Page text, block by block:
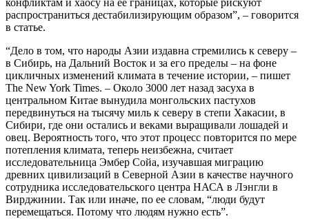
распространиться дестабилизирующим образом”, – говорится
в статье.
“Дело в том, что народы Азии издавна стремились к северу –
в Сибирь, на Дальний Восток и за его пределы – на фоне
цикличных изменений климата в течение истории, – пишет
The New York Times. – Около 3000 лет назад засуха в
центральном Китае вынудила монгольских пастухов
передвинуться на тысячу миль к северу в степи Хакасии, в
Сибири, где они остались и веками выращивали лошадей и
овец. Вероятность того, что этот процесс повторится по мере
потепления климата, теперь неизбежна, считает
исследовательница Эмбер Сойа, изучавшая миграцию
древних цивилизаций в Северной Азии в качестве научного
сотрудника исследовательского центра НАСА в Лэнгли в
Вирджинии. Так или иначе, по ее словам, “люди будут
перемещаться. Потому что людям нужно есть”.